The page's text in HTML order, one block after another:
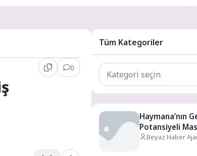
0
Tüm Kategoriler
Tüm
Kategoriler
Haymana’nın
Potansiyeli
Beyaz Haber